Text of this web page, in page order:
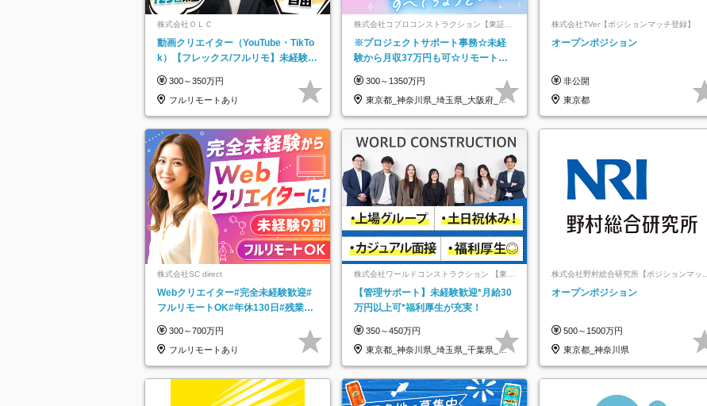
株式会社ＯＬＣ
動画クリエイター（YouTube・TikTo
k）【フレックス/フルリモ】未経験O
300～350万円
フルリモートあり
株式会社コプロコンストラクション【東証プ
ライム上場コプロ・ホールディングス子会
社】
※プロジェクトサポート事務☆未経
験から月収37万円も可☆リモート研
b
300～1350万円
東京都_神奈川県_埼玉県_大阪府_愛
知県…
株式会社TVer【ポジションマッチ登録】
オープンポジション
非公開
東京都
株式会社SC direct
Webクリエイター#完全未経験歓迎#
フルリモートOK#年休130日#残業月
300～700万円
フルリモートあり
株式会社ワールドコンストラクション 【東証
一部】 (ワールドホールディングス・グルー
プ)【管理サポート】未経験歓迎*月給30
万円以上可*福利厚生が充実！
350～450万円
東京都_神奈川県_埼玉県_千葉県_大
阪府…
株式会社野村総合研究所【ポジションマッチ
オープンポジション
500～1500万円
東京都_神奈川県